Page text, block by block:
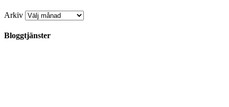
Arkiv
Bloggtjänster